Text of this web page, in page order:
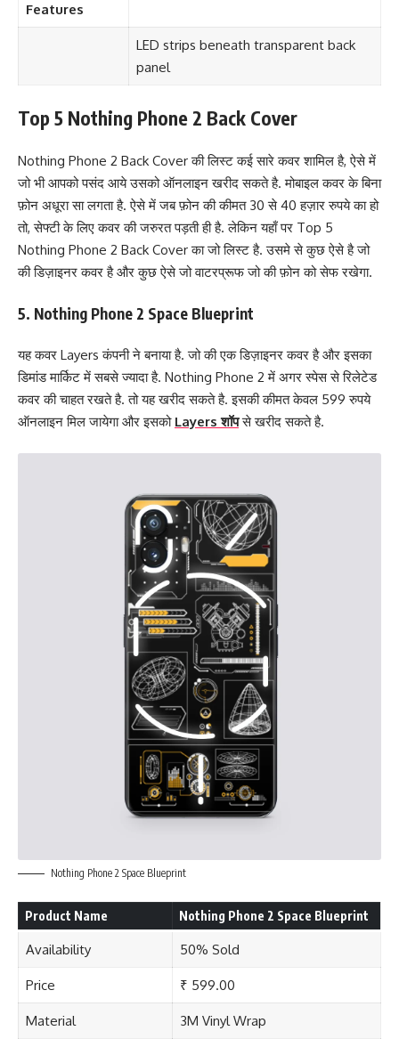
Features
LED strips beneath transparent back
panel
Top 5 Nothing Phone 2 Back Cover
Nothing Phone 2 Back Cover की लिस्ट कई सारे कवर शामिल है, ऐसे में
जो भी आपको पसंद आये उसको ऑनलाइन खरीद सकते है. मोबाइल कवर के बिना
फ़ोन अधूरा सा लगता है. ऐसे में जब फ़ोन की कीमत 30 से 40 हज़ार रुपये का हो
तो, सेफ्टी के लिए कवर की जरुरत पड़ती ही है. लेकिन यहाँ पर Top 5
Nothing Phone 2 Back Cover का जो लिस्ट है. उसमे से कुछ ऐसे है जो
की डिज़ाइनर कवर है और कुछ ऐसे जो वाटरप्रूफ जो की फ़ोन को सेफ रखेगा.
5. Nothing Phone 2 Space Blueprint
यह कवर Layers कंपनी ने बनाया है. जो की एक डिज़ाइनर कवर है और इसका
डिमांड मार्किट में सबसे ज्यादा है. Nothing Phone 2 में अगर स्पेस से रिलेटेड
कवर की चाहत रखते है. तो यह खरीद सकते है. इसकी कीमत केवल 599 रुपये
ऑनलाइन मिल जायेगा और इसको Layers शॉपसे खरीद सकते है.
Nothing Phone 2 Space Blueprint
Product Name Nothing Phone 2 Space Blueprint
Availability 50% Sold
Price ₹ 599.00
Material 3M Vinyl Wrap